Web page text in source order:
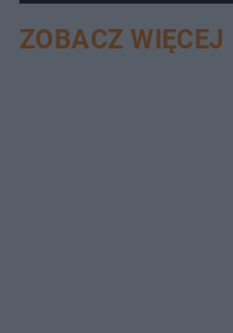
ZOBACZ WIĘCEJ